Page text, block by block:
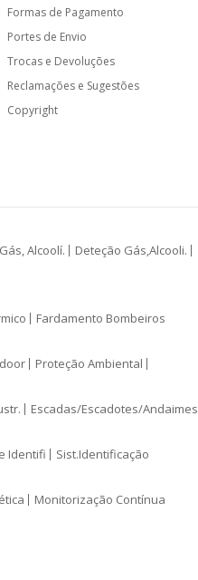
Formas de Pagamento
Portes de Envio
Trocas e Devoluções
Reclamações e Sugestões
Copyright
Alcoolí.
Deteção Gás,Alcooli.
Fardamento Bombeiros
Proteção Ambiental
Escadas/Escadotes/Andaimes
Identifi Sist.Identificação
Monitorização Contínua